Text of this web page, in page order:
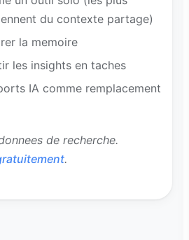
du contexte partage)
la memoire
les insights en taches
IA comme remplacement
de recherche.
.